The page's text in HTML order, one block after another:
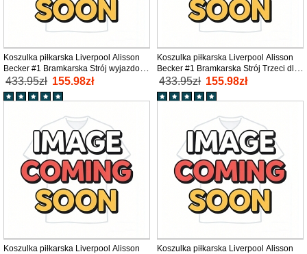
Koszulka piłkarska Liverpool Alisson
Becker #1 Bramkarska Strój wyjazdowy
dla dzieci 2025-26 tanio Długi Rękaw
(+ Krótkie spodenki)
433.95zł 155.98zł
Koszulka piłkarska Liverpool Alisson
Becker #1 Bramkarska Strój Trzeci dla
dzieci 2025-26 tanio Długi Rękaw (+
Krótkie spodenki)
433.95zł 155.98zł
Koszulka piłkarska Liverpool Alisson
Koszulka piłkarska Liverpool Alisson